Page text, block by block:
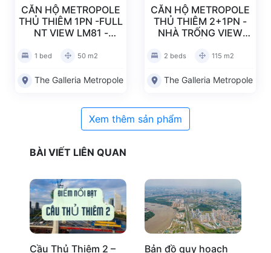
Căn hộ Metropole Thủ Thiêm 1pn -full nt view
đẹp – me2023013
CĂN HỘ METROPOLE
THỦ THIÊM 1PN -FULL
NT VIEW LM81 -
1 bed 50 m2
The Galleria Metropole
CĂN HỘ METROPOLE
THỦ THIÊM 2+1PN -
NHÀ TRỐNG VIEW
ME2023005
2 beds 115 m2
The Galleria Metropole
Xem thêm sản phẩm
BÀI VIẾT LIÊN QUAN
Cầu Thủ Thiêm 2 –
Bản đồ quy hoạch